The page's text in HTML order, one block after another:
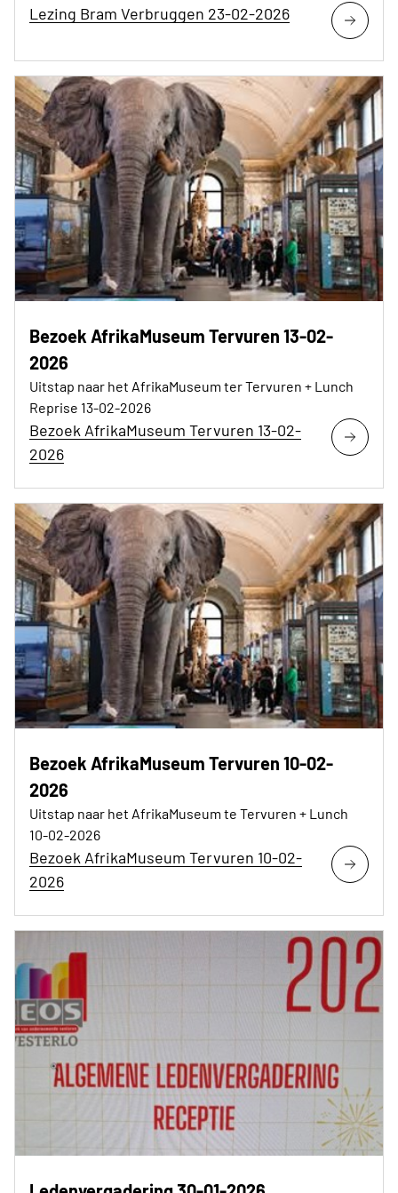
Lezing Bram Verbruggen 23-02-2026
Bezoek AfrikaMuseum Tervuren 13-02-
2026
Uitstap naar het AfrikaMuseum ter Tervuren + Lunch
Reprise 13-02-2026
Bezoek AfrikaMuseum Tervuren 13-02-
2026
Bezoek AfrikaMuseum Tervuren 10-02-
2026
Uitstap naar het AfrikaMuseum te Tervuren + Lunch
10-02-2026
Bezoek AfrikaMuseum Tervuren 10-02-
2026